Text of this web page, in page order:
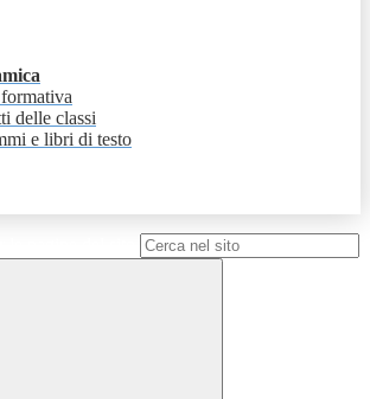
delle classi
e libri di testo